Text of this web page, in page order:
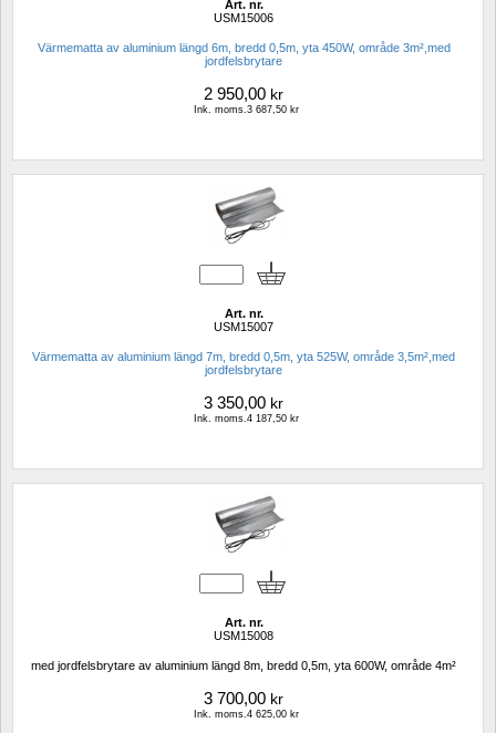
Art. nr.
USM15006
Värmematta av aluminium längd 6m, bredd 0,5m, yta 450W, område 3m²,med
jordfelsbrytare
2 950,00 kr
Ink. moms.3 687,50 kr
Art. nr.
USM15007
Värmematta av aluminium längd 7m, bredd 0,5m, yta 525W, område 3,5m²,med
jordfelsbrytare
3 350,00 kr
Ink. moms.4 187,50 kr
Art. nr.
USM15008
med jordfelsbrytare av aluminium längd 8m, bredd 0,5m, yta 600W, område 4m²
3 700,00 kr
Ink. moms.4 625,00 kr